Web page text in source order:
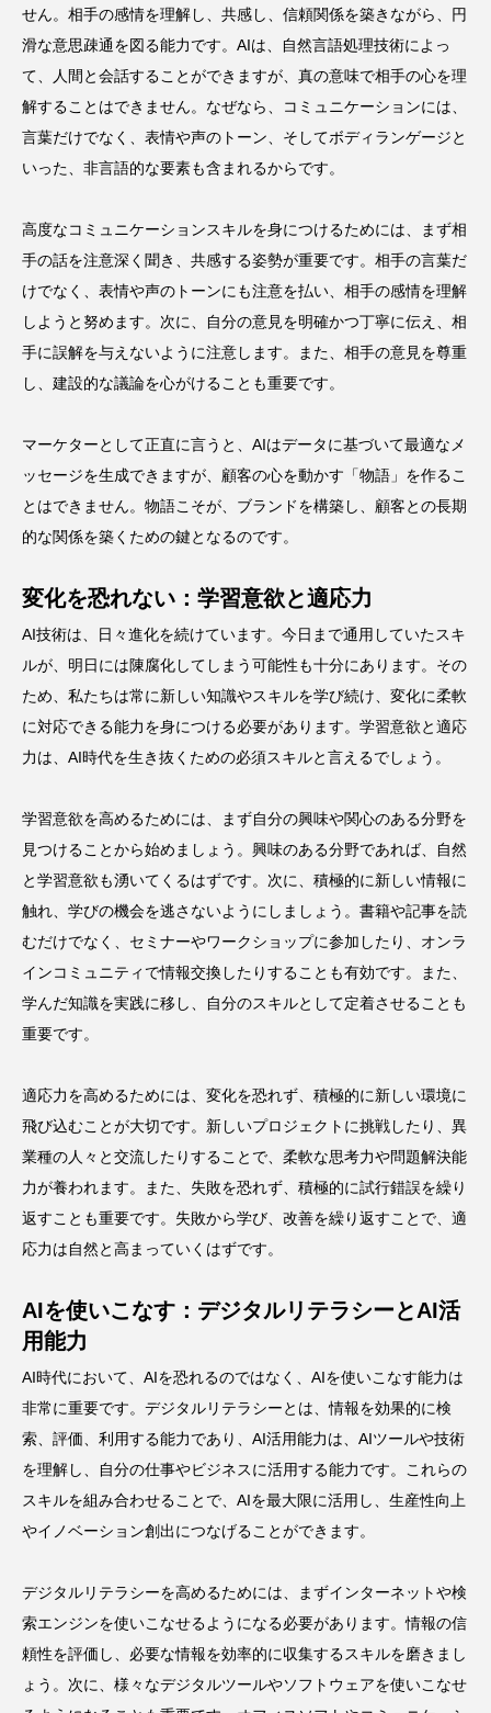
せん。相手の感情を理解し、共感し、信頼関係を築きながら、円
滑な意思疎通を図る能力です。AIは、自然言語処理技術によっ
て、人間と会話することができますが、真の意味で相手の心を理
解することはできません。なぜなら、コミュニケーションには、
言葉だけでなく、表情や声のトーン、そしてボディランゲージと
いった、非言語的な要素も含まれるからです。
高度なコミュニケーションスキルを身につけるためには、まず相
手の話を注意深く聞き、共感する姿勢が重要です。相手の言葉だ
けでなく、表情や声のトーンにも注意を払い、相手の感情を理解
しようと努めます。次に、自分の意見を明確かつ丁寧に伝え、相
手に誤解を与えないように注意します。また、相手の意見を尊重
し、建設的な議論を心がけることも重要です。
マーケターとして正直に言うと、AIはデータに基づいて最適なメ
ッセージを生成できますが、顧客の心を動かす「物語」を作るこ
とはできません。物語こそが、ブランドを構築し、顧客との長期
的な関係を築くための鍵となるのです。
変化を恐れない：学習意欲と適応力
AI技術は、日々進化を続けています。今日まで通用していたスキ
ルが、明日には陳腐化してしまう可能性も十分にあります。その
ため、私たちは常に新しい知識やスキルを学び続け、変化に柔軟
に対応できる能力を身につける必要があります。学習意欲と適応
力は、AI時代を生き抜くための必須スキルと言えるでしょう。
学習意欲を高めるためには、まず自分の興味や関心のある分野を
見つけることから始めましょう。興味のある分野であれば、自然
と学習意欲も湧いてくるはずです。次に、積極的に新しい情報に
触れ、学びの機会を逃さないようにしましょう。書籍や記事を読
むだけでなく、セミナーやワークショップに参加したり、オンラ
インコミュニティで情報交換したりすることも有効です。また、
学んだ知識を実践に移し、自分のスキルとして定着させることも
重要です。
適応力を高めるためには、変化を恐れず、積極的に新しい環境に
飛び込むことが大切です。新しいプロジェクトに挑戦したり、異
業種の人々と交流したりすることで、柔軟な思考力や問題解決能
力が養われます。また、失敗を恐れず、積極的に試行錯誤を繰り
返すことも重要です。失敗から学び、改善を繰り返すことで、適
応力は自然と高まっていくはずです。
AIを使いこなす：デジタルリテラシーとAI活
用能力
AI時代において、AIを恐れるのではなく、AIを使いこなす能力は
非常に重要です。デジタルリテラシーとは、情報を効果的に検
索、評価、利用する能力であり、AI活用能力は、AIツールや技術
を理解し、自分の仕事やビジネスに活用する能力です。これらの
スキルを組み合わせることで、AIを最大限に活用し、生産性向上
やイノベーション創出につなげることができます。
デジタルリテラシーを高めるためには、まずインターネットや検
索エンジンを使いこなせるようになる必要があります。情報の信
頼性を評価し、必要な情報を効率的に収集するスキルを磨きまし
ょう。次に、様々なデジタルツールやソフトウェアを使いこなせ